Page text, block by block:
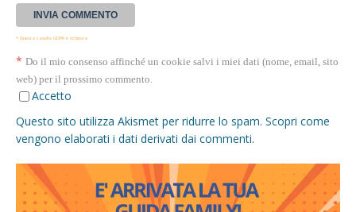
* Questa casella GDPR è richiesta
* Do il mio consenso affinché un cookie salvi i miei dati (nome, email, sito
web) per il prossimo commento.
Accetto
Questo sito utilizza Akismet per ridurre lo spam. Scopri come
vengono elaborati i dati derivati dai commenti.